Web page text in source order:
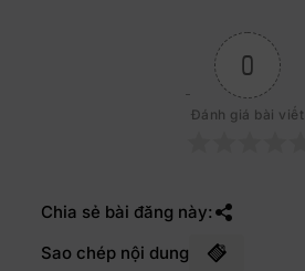
0
Đánh giá bài viết
Chia sẻ bài đăng này:
Sao chép nội dung